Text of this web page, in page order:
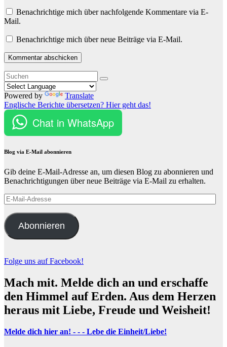
Benachrichtige mich über nachfolgende Kommentare via E-
Mail.
Benachrichtige mich über neue Beiträge via E-Mail.
Powered by
Translate
Englische Berichte übersetzen? Hier geht das!
Chat in WhatsApp
Blog via E-Mail abonnieren
Gib deine E-Mail-Adresse an, um diesen Blog zu abonnieren und
Benachrichtigungen über neue Beiträge via E-Mail zu erhalten.
E-
Mail-
Adresse
Abonnieren
Folge uns auf Facebook!
Mach mit. Melde dich an und erschaffe
den Himmel auf Erden. Aus dem Herzen
heraus mit Liebe, Freude und Weisheit!
Melde dich hier an! - - - Lebe die Einheit/Liebe!